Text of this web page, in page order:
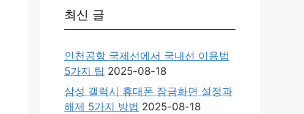
최신 글
인천공항 국제선에서 국내선 이용법
5가지 팁 2025-08-18
삼성 갤럭시 휴대폰 잠금화면 설정과
해제 5가지 방법 2025-08-18